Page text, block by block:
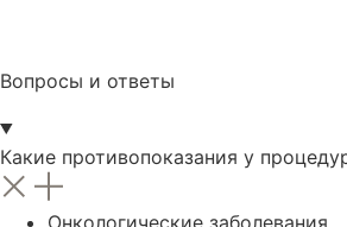
Вопросы и ответы
Какие противопоказания у
Онкологические заболевания